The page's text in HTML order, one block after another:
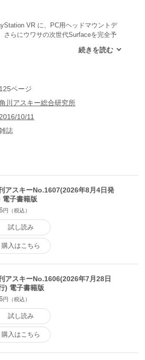
VR に、PC用ヘッドマウントデ
さらにウワサの次世代Surfaceを完全予
バ・ドトール・コンビニのコーヒー飲
125ページ
川アスキー総合研究所
2016/10/11
誌
アスキーNo.1607(2026年8月4日発
電子書籍版
円（税込）
試し読み
購入はこちら
アスキーNo.1606(2026年7月28日
) 電子書籍版
円（税込）
試し読み
購入はこちら